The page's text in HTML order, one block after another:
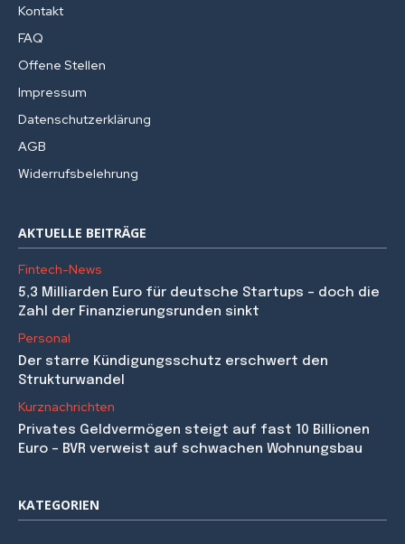
Kontakt
FAQ
Offene Stellen
Impressum
Datenschutzerklärung
AGB
Widerrufsbelehrung
AKTUELLE BEITRÄGE
Fintech-News
5,3 Milliarden Euro für deutsche Startups – doch die
Zahl der Finanzierungsrunden sinkt
Personal
Der starre Kündigungsschutz erschwert den
Strukturwandel
Kurznachrichten
Privates Geldvermögen steigt auf fast 10 Billionen
Euro – BVR verweist auf schwachen Wohnungsbau
KATEGORIEN